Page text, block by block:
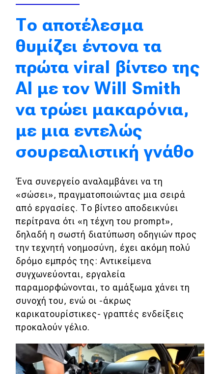
Test Drive
Δοκιμή
Αποστολή
Συγκρίνουμε
Αγώνες
Formula 1
WRC
Eco
Νέα
Τεχνολογία
Mobility
Σταθμοί φόρτισης
Classic
Νέα
Παρουσιάσεις
Το αποτέλεσμα
θυμίζει έντονα τα
πρώτα viral βίντεο της
AI με τον Will Smith
να τρώει μακαρόνια,
με μια εντελώς
σουρεαλιστική γνάθο
Ένα συνεργείο αναλαμβάνει να τη
«σώσει», πραγματοποιώντας μια σειρά
από εργασίες. Το βίντεο αποδεικνύει
περίτρανα ότι «η τέχνη του prompt»,
δηλαδή η σωστή διατύπωση οδηγιών προς
την τεχνητή νοημοσύνη, έχει ακόμη πολύ
δρόμο εμπρός της: Αντικείμενα
συγχωνεύονται, εργαλεία
παραμορφώνονται, το αμάξωμα χάνει τη
συνοχή του, ενώ οι -άκρως
καρικατουρίστικες- γραπτές ενδείξεις
προκαλούν γέλιο.